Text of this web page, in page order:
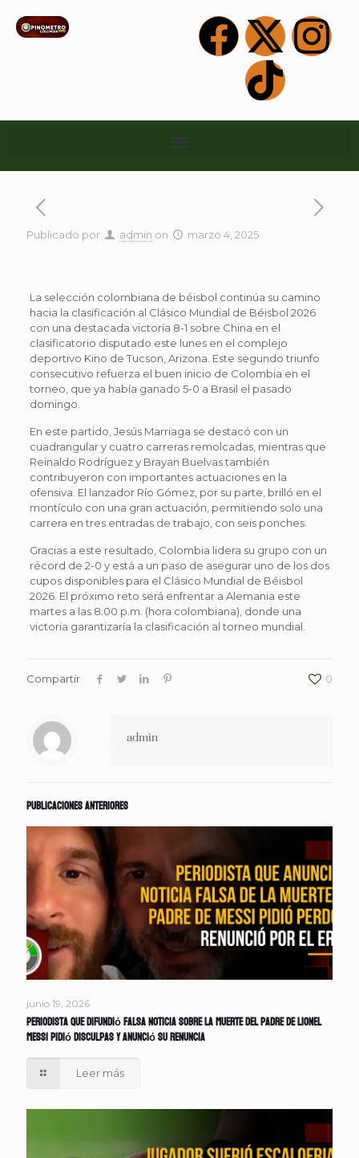
Publicado por admin on marzo 4, 2025
La selección colombiana de béisbol continúa su camino
hacia la clasificación al Clásico Mundial de Béisbol 2026
con una destacada victoria 8-1 sobre China en el
clasificatorio disputado este lunes en el complejo
deportivo Kino de Tucson, Arizona. Este segundo triunfo
consecutivo refuerza el buen inicio de Colombia en el
torneo, que ya había ganado 5-0 a Brasil el pasado
domingo.
En este partido, Jesús Marriaga se destacó con un
cuadrangular y cuatro carreras remolcadas, mientras que
Reinaldo Rodríguez y Brayan Buelvas también
contribuyeron con importantes actuaciones en la
ofensiva. El lanzador Río Gómez, por su parte, brilló en el
montículo con una gran actuación, permitiendo solo una
carrera en tres entradas de trabajo, con seis ponches.
Gracias a este resultado, Colombia lidera su grupo con un
récord de 2-0 y está a un paso de asegurar uno de los dos
cupos disponibles para el Clásico Mundial de Béisbol
2026. El próximo reto será enfrentar a Alemania este
martes a las 8:00 p.m. (hora colombiana), donde una
victoria garantizaría la clasificación al torneo mundial.
Compartir 0
admin
Publicaciones anteriores
junio 19, 2026
Periodista que difundió falsa noticia sobre la muerte del padre de Lionel
Messi pidió disculpas y anunció su renuncia
Leer más